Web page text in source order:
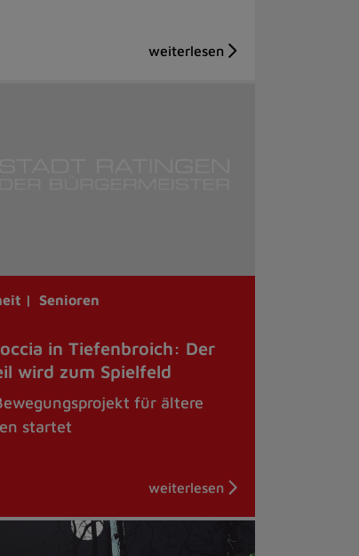
| Senioren
in Tiefenbroich: Der
wird zum Spielfeld
für ältere
startet